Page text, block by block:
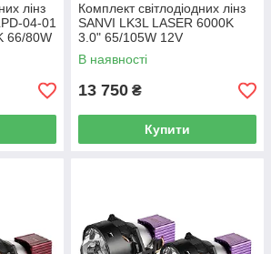
лінз
04-01
66/80W
Комплект світлодіодних лінз
SANVI LK3L LASER 6000K
3.0" 65/105W 12V
В наявності
13 750 ₴
Купити